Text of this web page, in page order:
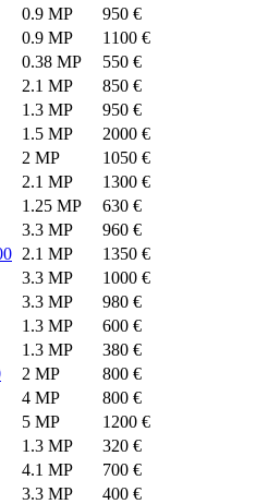
0.9 MP
950 €
0.9 MP
1100 €
0.38 MP
550 €
2.1 MP
850 €
1.3 MP
950 €
1.5 MP
2000 €
2 MP
1050 €
2.1 MP
1300 €
1.25 MP
630 €
3.3 MP
960 €
2.1 MP
1350 €
3.3 MP
1000 €
3.3 MP
980 €
1.3 MP
600 €
1.3 MP
380 €
2 MP
800 €
4 MP
800 €
5 MP
1200 €
1.3 MP
320 €
4.1 MP
700 €
3.3 MP
400 €